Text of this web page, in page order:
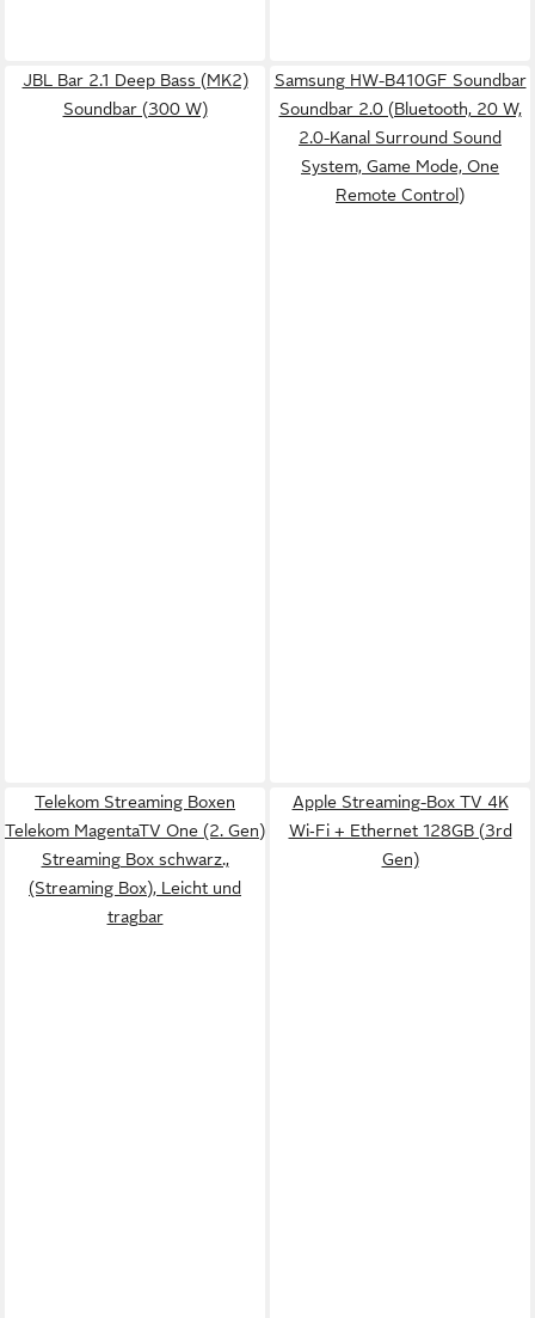
JBL Bar 2.1 Deep Bass (MK2)
Soundbar (300 W)
Samsung HW-B410GF Soundbar
Soundbar 2.0 (Bluetooth, 20 W,
2.0-Kanal Surround Sound
System, Game Mode, One
Remote Control)
Telekom Streaming Boxen
Telekom MagentaTV One (2. Gen)
Streaming Box schwarz.,
(Streaming Box), Leicht und
tragbar
Apple Streaming-Box TV 4K
Wi‑Fi + Ethernet 128GB (3rd
Gen)